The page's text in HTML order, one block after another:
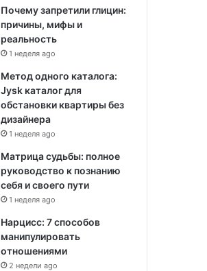
Почему запретили глицин:
причины, мифы и
реальность
1 неделя ago
Метод одного каталога:
Jysk каталог для
обстановки квартиры без
дизайнера
1 неделя ago
Матрица судьбы: полное
руководство к познанию
себя и своего пути
1 неделя ago
Нарцисс: 7 способов
манипулировать
отношениями
2 недели ago